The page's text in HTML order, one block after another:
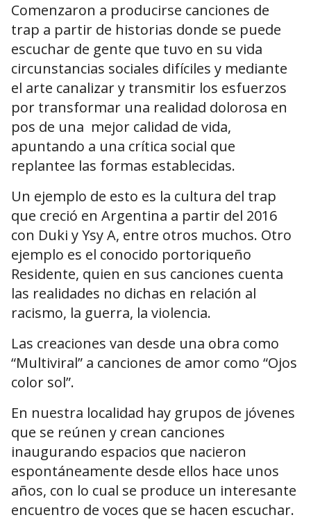
Comenzaron a producirse canciones de
trap a partir de historias donde se puede
escuchar de gente que tuvo en su vida
circunstancias sociales difíciles y mediante
el arte canalizar y transmitir los esfuerzos
por transformar una realidad dolorosa en
pos de una mejor calidad de vida,
apuntando a una crítica social que
replantee las formas establecidas.
Un ejemplo de esto es la cultura del trap
que creció en Argentina a partir del 2016
con Duki y Ysy A, entre otros muchos. Otro
ejemplo es el conocido portoriqueño
Residente, quien en sus canciones cuenta
las realidades no dichas en relación al
racismo, la guerra, la violencia.
Las creaciones van desde una obra como
“Multiviral” a canciones de amor como “Ojos
color sol”.
En nuestra localidad hay grupos de jóvenes
que se reúnen y crean canciones
inaugurando espacios que nacieron
espontáneamente desde ellos hace unos
años, con lo cual se produce un interesante
encuentro de voces que se hacen escuchar.